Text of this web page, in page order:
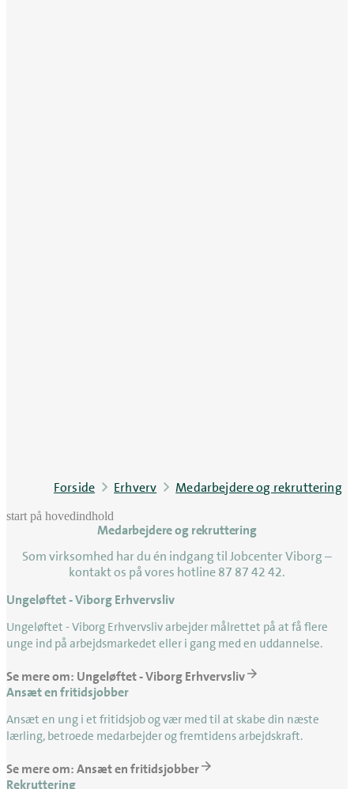
Forside Erhverv Medarbejdere og rekruttering
start på hovedindhold
Medarbejdere og rekruttering
Som virksomhed har du én indgang til Jobcenter Viborg –
kontakt os på vores hotline 87 87 42 42.
senest opdateret 15. juni 2026
Ungeløftet - Viborg Erhvervsliv
Ungeløftet - Viborg Erhvervsliv arbejder målrettet på at få flere
unge ind på arbejdsmarkedet eller i gang med en uddannelse.
Se mere om: Ungeløftet - Viborg Erhvervsliv
Ansæt en fritidsjobber
Ansæt en ung i et fritidsjob og vær med til at skabe din næste
lærling, betroede medarbejder og fremtidens arbejdskraft.
Se mere om: Ansæt en fritidsjobber
Rekruttering